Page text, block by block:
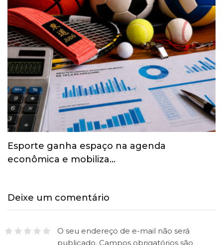
Esporte ganha espaço na agenda
econômica e mobiliza…
Deixe um comentário
O seu endereço de e-mail não será
publicado. Campos obrigatórios são